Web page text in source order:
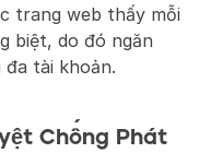
trang web thấy mỗi
biệt, do đó ngăn
tài khoản.
Chống Phát